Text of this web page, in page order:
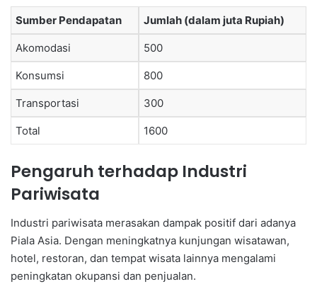
Sumber Pendapatan Jumlah (dalam juta Rupiah)
Akomodasi 500
Konsumsi 800
Transportasi 300
Total 1600
Pengaruh terhadap Industri
Pariwisata
Industri pariwisata merasakan dampak positif dari adanya
Piala Asia. Dengan meningkatnya kunjungan wisatawan,
hotel, restoran, dan tempat wisata lainnya mengalami
peningkatan okupansi dan penjualan.